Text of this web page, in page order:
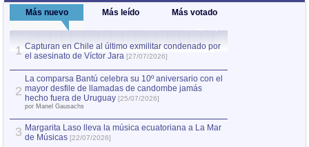
Más nuevo Más leído Más votado
1 Capturan en Chile al último exmilitar condenado por
el asesinato de Víctor Jara [27/07/2026]
2
La comparsa Bantú celebra su 10º aniversario con el
mayor desfile de llamadas de candombe jamás
hecho fuera de Uruguay [25/07/2026]
por Manel Gausachs
3 Margarita Laso lleva la música ecuatoriana a La Mar
de Músicas [22/07/2026]